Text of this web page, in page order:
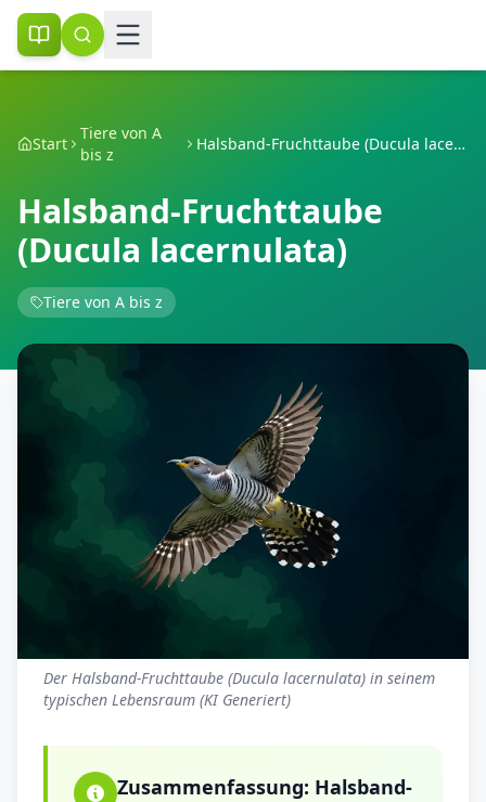
Start
Tiere von A
bis z
Halsband-Fruchttaube (Ducula lacernulata)
Halsband-Fruchttaube
(Ducula lacernulata)
Tiere von A bis z
Der Halsband-Fruchttaube (Ducula lacernulata) in seinem
typischen Lebensraum (KI Generiert)
Zusammenfassung: Halsband-